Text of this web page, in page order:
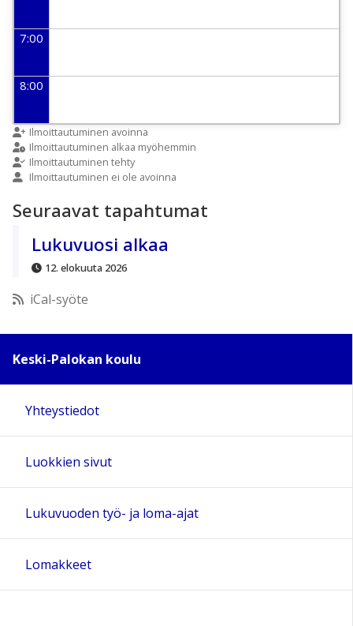
7:00
8:00
9:00
10:00
12:00
15:00
16:00
17:00
18:00
Ilmoittautuminen avoinna
Ilmoittautuminen alkaa myöhemmin
Ilmoittautuminen tehty
Ilmoittautuminen ei ole avoinna
Seuraavat tapahtumat
Lukuvuosi alkaa
12. elokuuta 2026
iCal-syöte
Keski-Palokan koulu
Yhteystiedot
Luokkien sivut
Lukuvuoden työ- ja loma-ajat
Lomakkeet